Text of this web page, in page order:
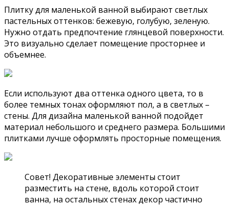
Плитку для маленькой ванной выбирают светлых
пастельных оттенков: бежевую, голубую, зеленую.
Нужно отдать предпочтение глянцевой поверхности.
Это визуально сделает помещение просторнее и
объемнее.
Если используют два оттенка одного цвета, то в
более темных тонах оформляют пол, а в светлых –
стены. Для дизайна маленькой ванной подойдет
материал небольшого и среднего размера. Большими
плитками лучше оформлять просторные помещения.
Совет! Декоративные элементы стоит
разместить на стене, вдоль которой стоит
ванна, на остальных стенах декор частично